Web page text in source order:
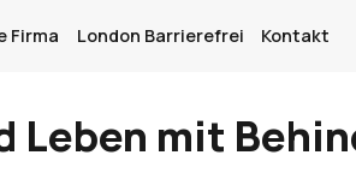
Firma London Barrierefrei Kontakt
Leben mit